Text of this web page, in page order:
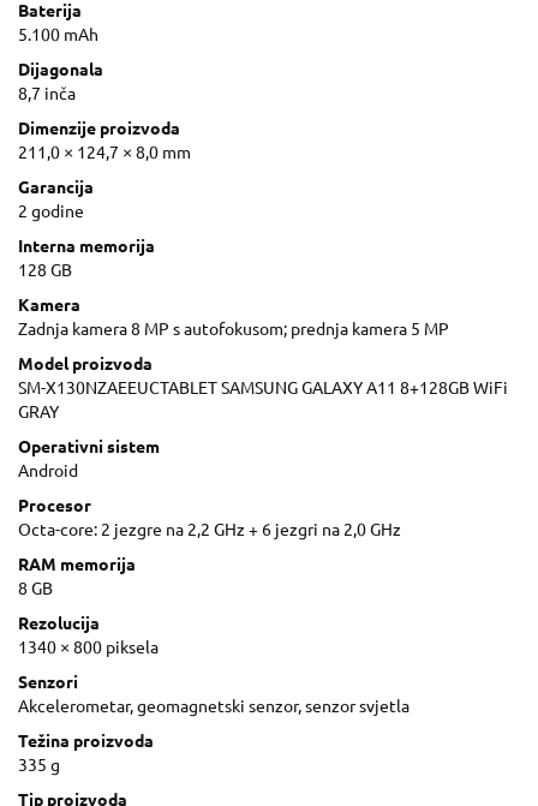
Baterija
5.100 mAh
Dijagonala
8,7 inča
Dimenzije proizvoda
211,0 × 124,7 × 8,0 mm
Garancija
2 godine
Interna memorija
128 GB
Kamera
Zadnja kamera 8 MP s autofokusom; prednja kamera 5 MP
Model proizvoda
SM-X130NZAEEUCTABLET SAMSUNG GALAXY A11 8+128GB WiFi
GRAY
Operativni sistem
Android
Procesor
Octa-core: 2 jezgre na 2,2 GHz + 6 jezgri na 2,0 GHz
RAM memorija
8 GB
Rezolucija
1340 × 800 piksela
Senzori
Akcelerometar, geomagnetski senzor, senzor svjetla
Težina proizvoda
335 g
Tip proizvoda